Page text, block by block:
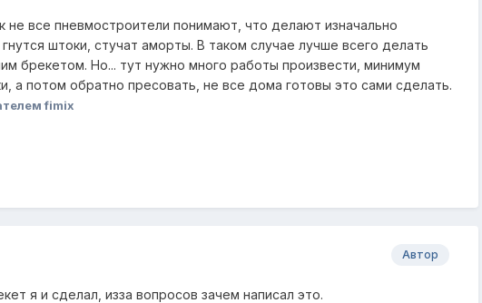
не все пневмостроители понимают, что делают изначально
штоки, стучат аморты. В таком случае лучше всего делать
брекетом. Но... тут нужно много работы произвести, минимум
а потом обратно пресовать, не все дома готовы это сами сделать.
fimix
Автор
я и сделал, изза вопросов зачем написал это.